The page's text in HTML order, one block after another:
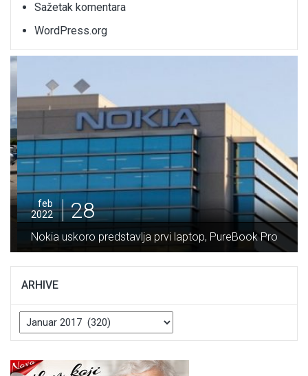
Sažetak komentara
WordPress.org
feb
2022
28
Potpisan Ugovor za izgradnju dionice Nemila –
Vranduk vrijedan 64 miliona maraka
ARHIVE
Arhive